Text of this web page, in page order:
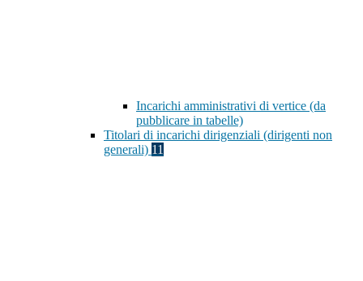
Incarichi amministrativi di vertice (da
pubblicare in tabelle)
Titolari di incarichi dirigenziali (dirigenti non
generali) 11